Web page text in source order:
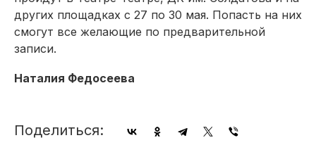
других площадках с 27 по 30 мая. Попасть на них
смогут все желающие по предварительной
записи.
Наталия Федосеева
Поделиться: